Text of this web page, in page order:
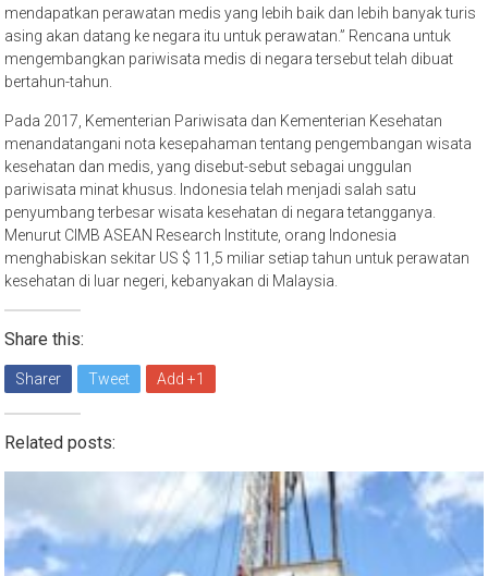
mendapatkan perawatan medis yang lebih baik dan lebih banyak turis
asing akan datang ke negara itu untuk perawatan.” Rencana untuk
mengembangkan pariwisata medis di negara tersebut telah dibuat
bertahun-tahun.
Pada 2017, Kementerian Pariwisata dan Kementerian Kesehatan
menandatangani nota kesepahaman tentang pengembangan wisata
kesehatan dan medis, yang disebut-sebut sebagai unggulan
pariwisata minat khusus. Indonesia telah menjadi salah satu
penyumbang terbesar wisata kesehatan di negara tetangganya.
Menurut CIMB ASEAN Research Institute, orang Indonesia
menghabiskan sekitar US $ 11,5 miliar setiap tahun untuk perawatan
kesehatan di luar negeri, kebanyakan di Malaysia.
Share this:
Sharer Tweet Add +1
Related posts: